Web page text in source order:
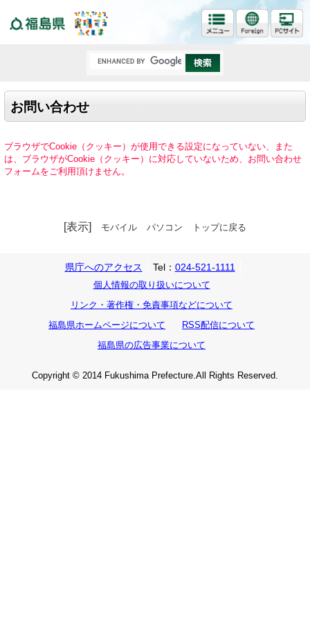
お問い合わせ
ブラウザでCookie（クッキー）が使用できる設定になっていない、また
は、ブラウザがCookie（クッキー）に対応していないため、お問い合わせ
フォームをご利用頂けません。
[表示] モバイル パソコン トップに戻る
県庁へのアクセス Tel： 024-521-1111
個人情報の取り扱いについて
リンク・著作権・免責事項などについて
福島県ホームページについて
RSS配信について
福島県の広告事業について
Copyright © 2014 Fukushima Prefecture.All Rights Reserved.